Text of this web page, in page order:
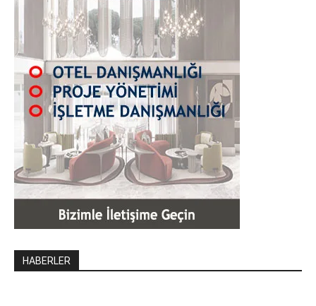
HABERLER